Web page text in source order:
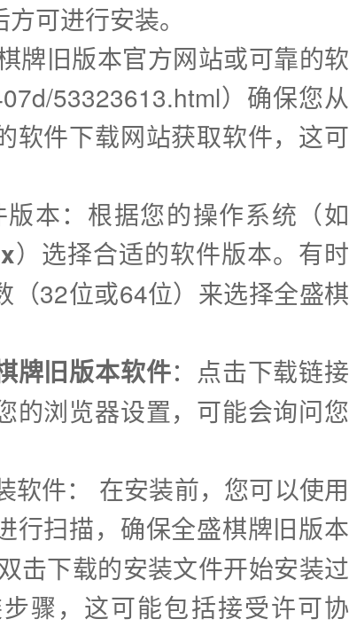
可进行安装。
牌旧版本官方网站或可靠的软
53323613.html）确保您从
软件下载网站获取软件，这可
本：根据您的操作系统（如
）选择合适的软件版本。有时
（32位或64位）来选择全盛棋
牌旧版本软件：点击下载链接
的浏览器设置，可能会询问您
软件： 在安装前，您可以使用
行扫描，确保全盛棋牌旧版本
击下载的安装文件开始安装过
骤，这可能包括接受许可协